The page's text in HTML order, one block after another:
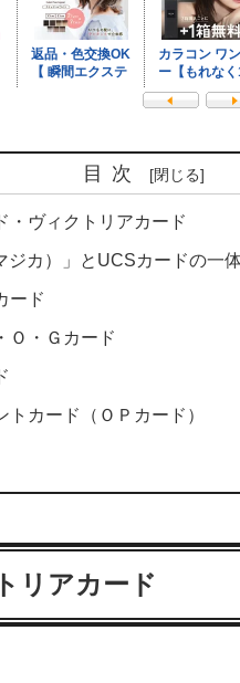
目次
・ヴィクトリアカード
ジカ）」とUCSカードの一
ード
Ｏ・Ｇカード
トカード（ＯＰカード）
リアカード